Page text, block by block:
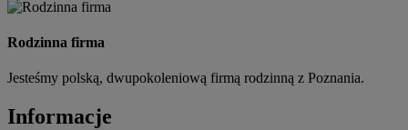
Rodzinna firma
Jesteśmy polską, dwupokoleniową firmą rodzinną z Poznania.
Informacje